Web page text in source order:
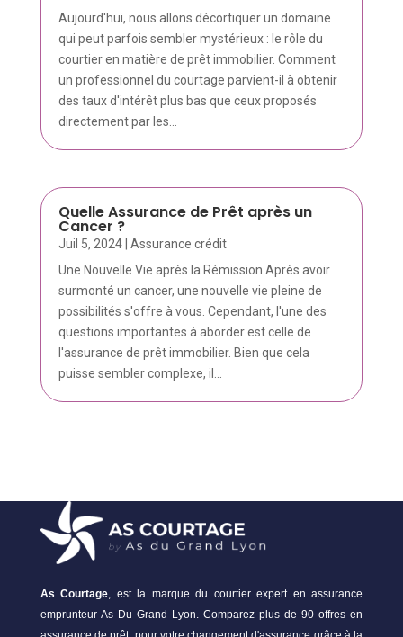
Aujourd'hui, nous allons décortiquer un domaine
qui peut parfois sembler mystérieux : le rôle du
courtier en matière de prêt immobilier. Comment
un professionnel du courtage parvient-il à obtenir
des taux d'intérêt plus bas que ceux proposés
directement par les...
Quelle Assurance de Prêt après un
Cancer ?
Juil 5, 2024| Assurance crédit
Une Nouvelle Vie après la Rémission Après avoir
surmonté un cancer, une nouvelle vie pleine de
possibilités s'offre à vous. Cependant, l'une des
questions importantes à aborder est celle de
l'assurance de prêt immobilier. Bien que cela
puisse sembler complexe, il...
As Courtage, est la marque du courtier expert en assurance
emprunteur As Du Grand Lyon. Comparez plus de 90 offres en